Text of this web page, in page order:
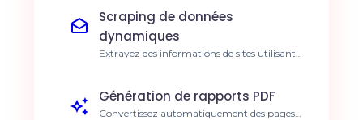
Scraping de données
dynamiques
Extrayez des informations de sites utilisant
Génération de rapports PDF
Convertissez automatiquement des pages